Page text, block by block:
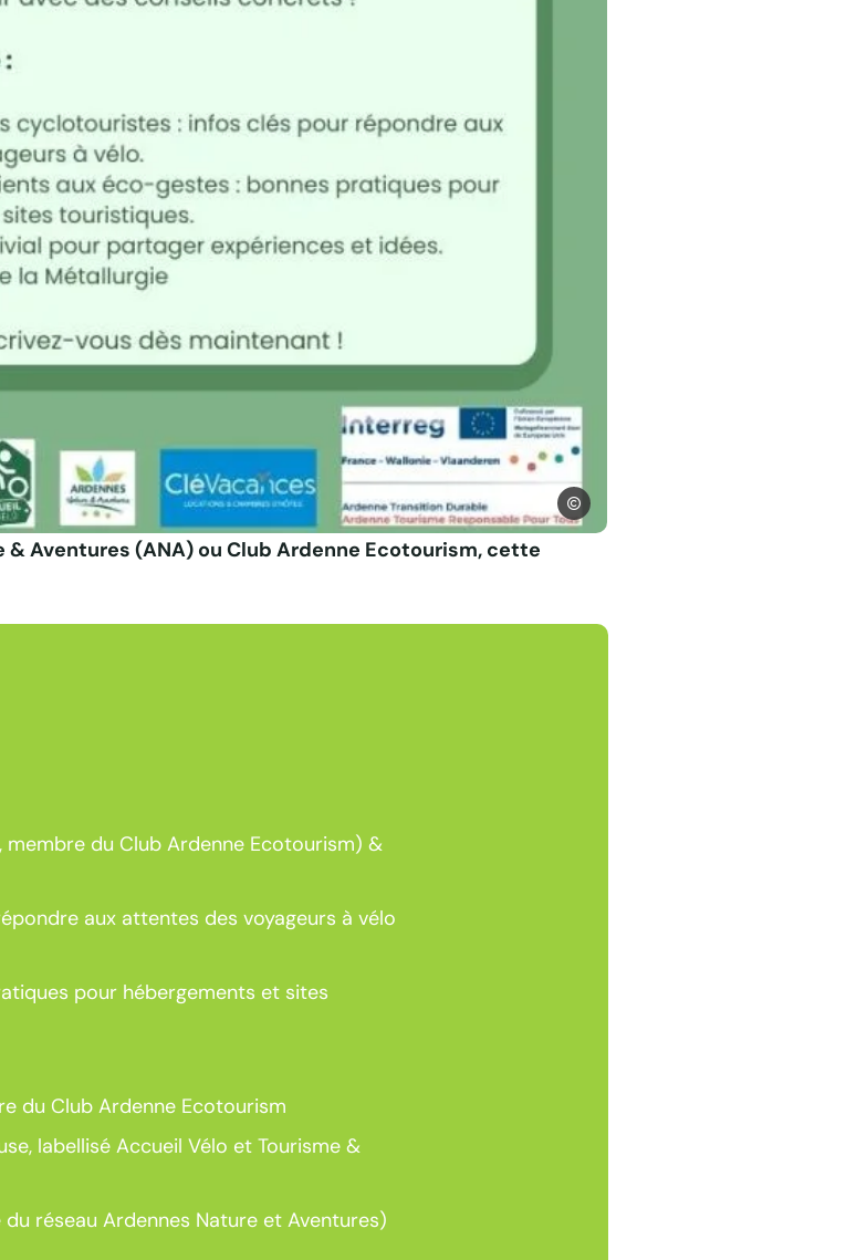
ADTA
Aventures (ANA) ou Club Ardenne Ecotourism, cette
membre du Club Ardenne Ecotourism) &
aux attentes des voyageurs à vélo
pour hébergements et sites
du Club Ardenne Ecotourism
labellisé Accueil Vélo et Tourisme &
réseau Ardennes Nature et Aventures)